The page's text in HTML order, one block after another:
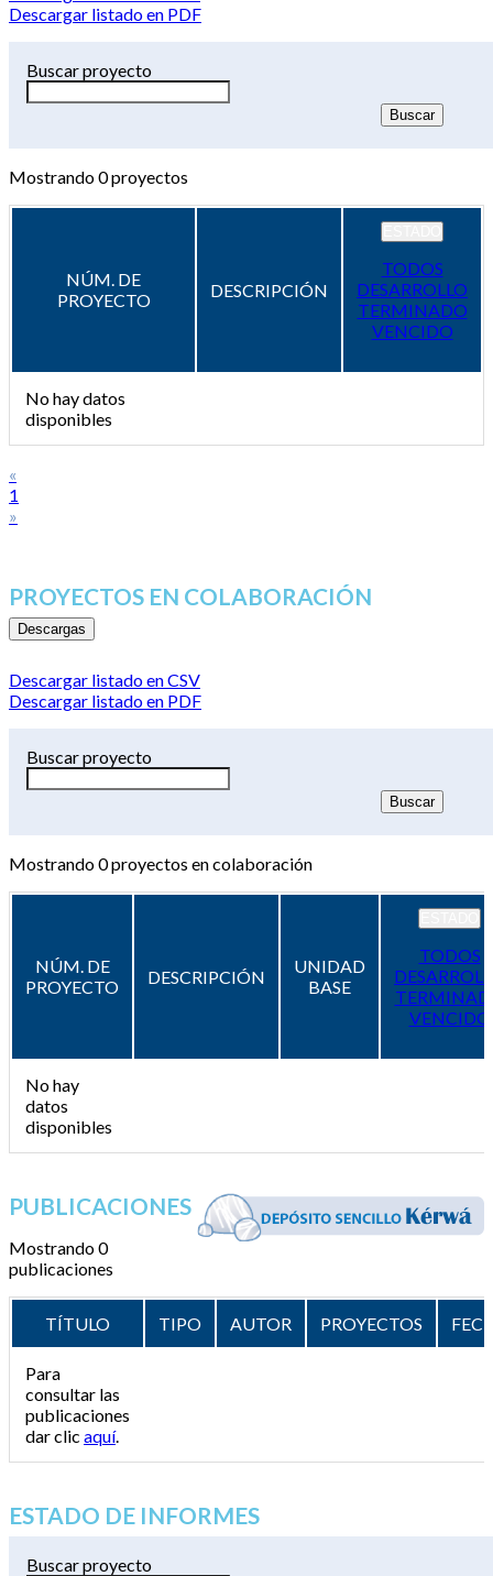
Descargar listado en PDF
Buscar proyecto
Mostrando0proyectos
NÚM. DE
PROYECTO
DESCRIPCIÓN
TODOS
DESARROLLO
TERMINADO
VENCIDO
No hay datos
disponibles
«
1
»
PROYECTOS EN COLABORACIÓN
Descargas
Descargar listado en CSV
Descargar listado en PDF
Buscar proyecto
Mostrando0proyectos en colaboración
NÚM. DE
PROYECTO
DESCRIPCIÓN
UNIDAD
BASE
TODOS
VENCIDO
No hay
datos
disponibles
PUBLICACIONES
Mostrando 0
publicaciones
TÍTULO TIPO AUTOR PROYECTOS
Para
consultar las
publicaciones
dar clic aquí.
ESTADO DE INFORMES
Buscar proyecto